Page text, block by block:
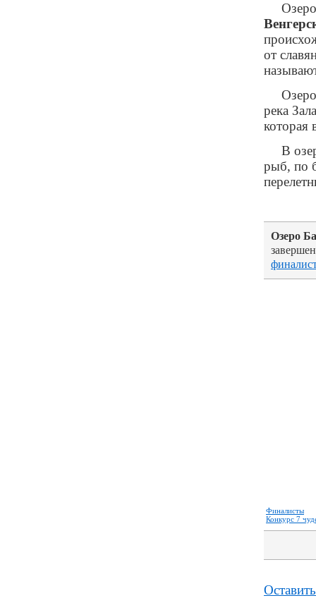
от
река
которая
В
рыб, по
Озеро
Финалисты
Конкурс 7